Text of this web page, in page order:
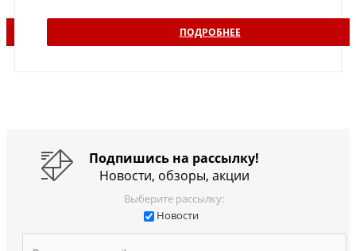
ПОДРОБНЕЕ
Подпишись на рассылку!
Новости, обзоры, акции
Выберите рассылку:
Новости